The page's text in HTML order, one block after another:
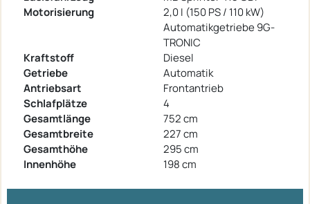
Motorisierung
2,0 I (150 PS / 110 kW)
Automatikgetriebe 9G-
TRONIC
Kraftstoff
Diesel
Getriebe
Automatik
Antriebsart
Frontantrieb
Schlafplätze
4
Gesamtlänge
752 cm
Gesamtbreite
227 cm
Gesamthöhe
295 cm
Innenhöhe
198 cm